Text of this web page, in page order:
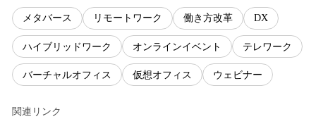
メタバース リモートワーク 働き方改革 DX
ハイブリッドワーク オンラインイベント テレワーク
バーチャルオフィス 仮想オフィス ウェビナー
関連リンク